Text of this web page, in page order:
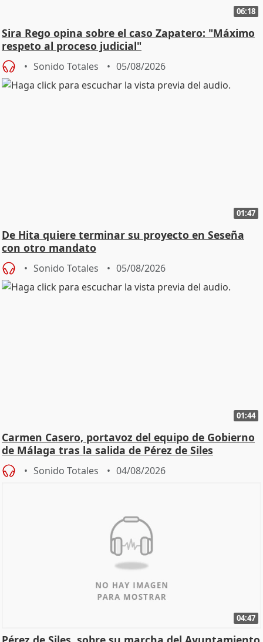
06:18
Sira Rego opina sobre el caso Zapatero: "Máximo
respeto al proceso judicial"
Sonido Totales 05/08/2026
01:47
De Hita quiere terminar su proyecto en Seseña
con otro mandato
Sonido Totales 05/08/2026
01:44
Carmen Casero, portavoz del equipo de Gobierno
de Málaga tras la salida de Pérez de Siles
Sonido Totales 04/08/2026
04:47